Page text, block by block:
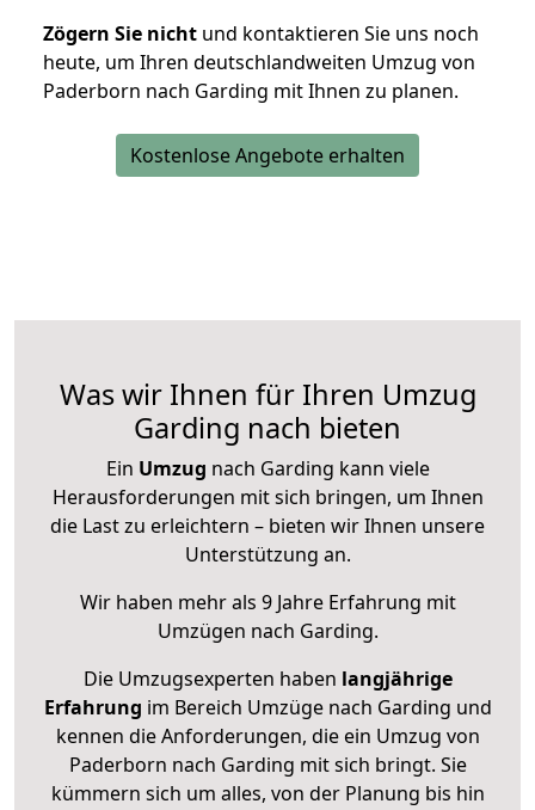
Zögern Sie nicht und kontaktieren Sie uns noch
heute, um Ihren deutschlandweiten Umzug von
Paderborn nach Garding mit Ihnen zu planen.
Kostenlose Angebote erhalten
Was wir Ihnen für Ihren Umzug
Garding nach bieten
Ein Umzug nach Garding kann viele
Herausforderungen mit sich bringen, um Ihnen
die Last zu erleichtern – bieten wir Ihnen unsere
Unterstützung an.
Wir haben mehr als 9 Jahre Erfahrung mit
Umzügen nach Garding.
Die Umzugsexperten haben langjährige
Erfahrung im Bereich Umzüge nach Garding und
kennen die Anforderungen, die ein Umzug von
Paderborn nach Garding mit sich bringt. Sie
kümmern sich um alles, von der Planung bis hin